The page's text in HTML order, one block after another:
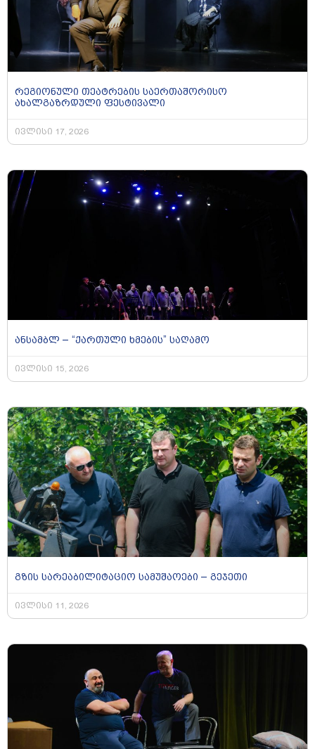
რეგიონული თეატრების საერთაშორისო
ახალგაზრდული ფესტივალი
ივლისი 17, 2026
ანსამბლ – “ქართული ხმების” საღამო
ივლისი 15, 2026
გზის სარეაბილიტაციო სამუშაოები – გეჯეთი
ივლისი 11, 2026